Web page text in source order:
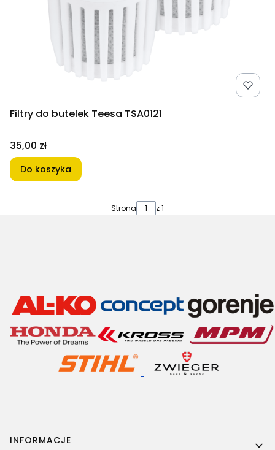
Filtry do butelek Teesa TSA0121
Cena
35,00 zł
Do koszyka
Strona z 1
Linki w stopce
INFORMACJE